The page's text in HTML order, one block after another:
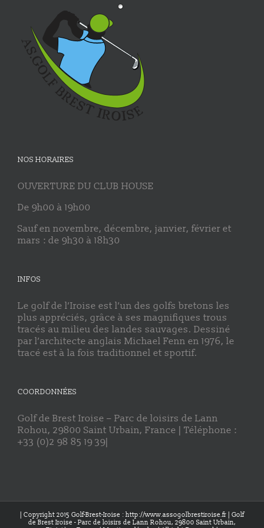
NOS HORAIRES
OUVERTURE DU CLUB HOUSE
De 9h00 à 19h00
Sauf en novembre, décembre, janvier, février et
mars : de 9h30 à 18h30
INFOS
Le golf de l’Iroise est l’un des golfs bretons les
plus appréciés, grâce à ses magnifiques trous
tracés au milieu des landes sauvages. Dessiné
par l’architecte anglais Michael Fenn en 1976, le
tracé est à la fois traditionnel et sportif.
COORDONNÉES
Golf de Brest Iroise – Parc de loisirs de Lann
Rohou, 29800 Saint Urbain, France | Téléphone :
+33 (0)2 98 85 19 39|
| Copyright 2015 Golf-Brest-Iroise : http://www.assogolbrestiroise.fr | Golf
de Brest Iroise - Parc de loisirs de Lann Rohou, 29800 Saint Urbain,